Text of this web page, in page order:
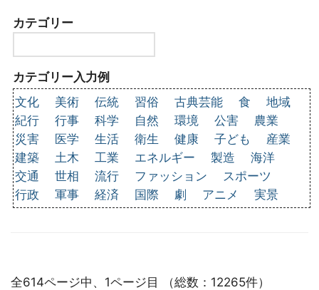
カテゴリー
カテゴリー入力例
文化
美術 伝統 習俗 古典芸能 食
地域
紀行
行事 科学 自然 環境 公害
農業
災害
医学 生活 衛生 健康 子ども
産業
建築
土木 工業 エネルギー 製造
海洋
交通
世相 流行 ファッション
スポーツ
行政
軍事 経済 国際 劇 アニメ 実景
全614ページ中、1ページ目 （総数：12265件）